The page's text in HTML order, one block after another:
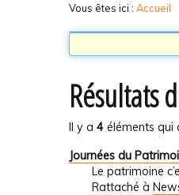
Vous êtes ici : Accueil
Résultats
Il y a 4 éléments qui
Journées du
Le patrimoine
Rattaché à